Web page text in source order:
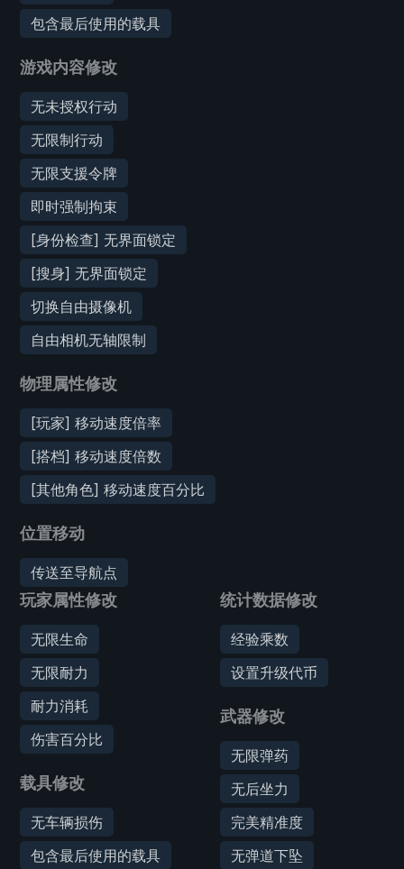
包含最后使用的载具
游戏内容修改
无未授权行动
无限制行动
无限支援令牌
即时强制拘束
[身份检查] 无界面锁定
[搜身] 无界面锁定
切换自由摄像机
自由相机无轴限制
物理属性修改
[玩家] 移动速度倍率
[搭档] 移动速度倍数
[其他角色] 移动速度百分比
位置移动
传送至导航点
玩家属性修改
无限生命
无限耐力
耐力消耗
伤害百分比
载具修改
无车辆损伤
包含最后使用的载具
统计数据修改
经验乘数
设置升级代币
武器修改
无限弹药
无后坐力
完美精准度
无弹道下坠